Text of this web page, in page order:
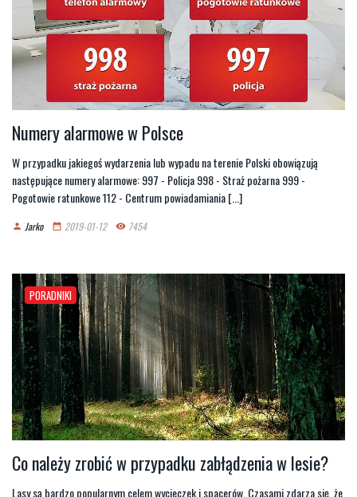
Numery alarmowe w Polsce
W przypadku jakiegoś wydarzenia lub wypadu na terenie Polski obowiązują
następujące numery alarmowe: 997 - Policja 998 - Straż pożarna 999 -
Pogotowie ratunkowe 112 - Centrum powiadamiania [...]
person Jarko date_range 2019-01-12 remove_red_eye 7454
PORADNIKI
Co należy zrobić w przypadku zabłądzenia w lesie?
Lasy są bardzo popularnym celem wycieczek i spacerów. Czasami zdarza się, że